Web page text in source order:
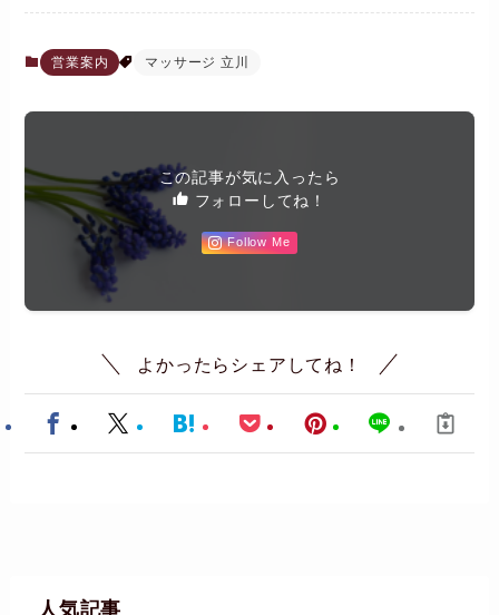
営業案内 マッサージ 立川
この記事が気に入ったら
フォローしてね！
Follow Me
よかったらシェアしてね！
人気記事